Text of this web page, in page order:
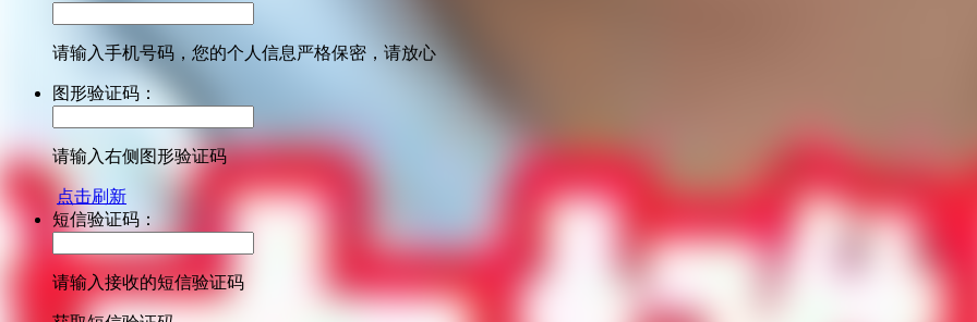
请输入手机号码，您的个人信息严格保密，请放心
图形验证码：
请输入右侧图形验证码
点击刷新
短信验证码：
请输入接收的短信验证码